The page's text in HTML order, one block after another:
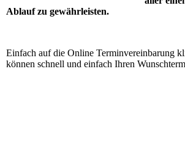
Ablauf zu gewährleisten.
Einfach auf die Online Terminvereinbarung
können schnell und einfach Ihren